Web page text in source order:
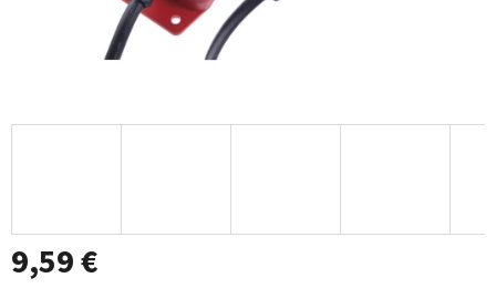
9,59 €